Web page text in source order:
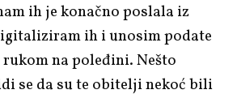
ih je konačno poslala iz
ih i unosim podate
na poleđini. Nešto
se da su te obitelji nekoć bili